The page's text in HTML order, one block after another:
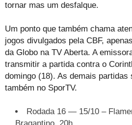
tornar mas um desfalque.
Um ponto que também chama
jogos divulgados pela CBF,
da Globo na TV Aberta. A
transmitir a partida contra o
domingo (18). As demais partidas
também no SporTV.
Rodada 16 — 15/10 –